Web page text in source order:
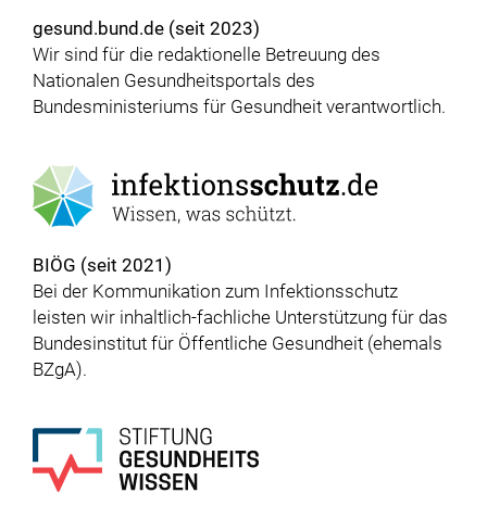
gesund.bund.de (seit 2023)
Wir sind für die redaktionelle Betreuung des
Nationalen Gesundheitsportals des
Bundesministeriums für Gesundheit verantwortlich.
BIÖG (seit 2021)
Bei der Kommunikation zum Infektionsschutz
leisten wir inhaltlich-fachliche Unterstützung für das
Bundesinstitut für Öffentliche Gesundheit (ehemals
BZgA).